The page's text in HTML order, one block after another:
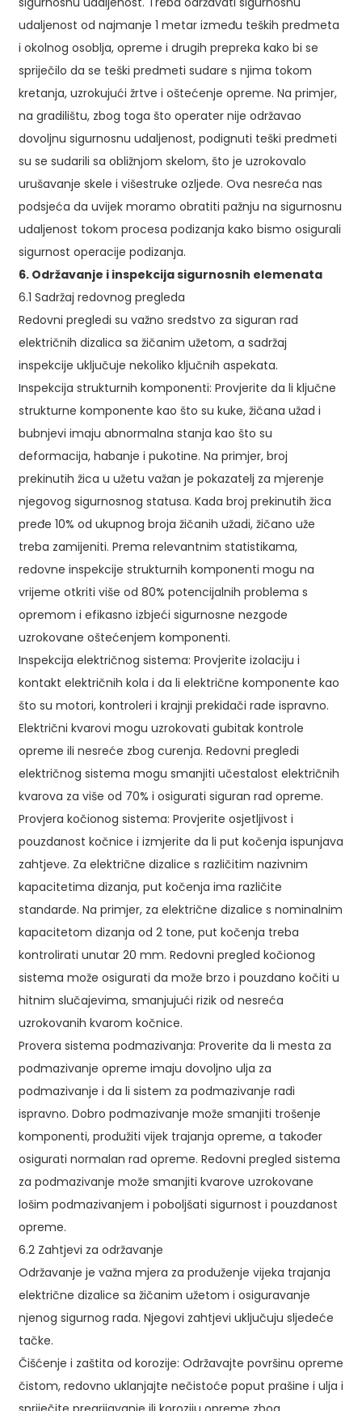
udaljenost od najmanje 1 metar između teških predmeta
i okolnog osoblja, opreme i drugih prepreka kako bi se
spriječilo da se teški predmeti sudare s njima tokom
kretanja, uzrokujući žrtve i oštećenje opreme. Na primjer,
na gradilištu, zbog toga što operater nije održavao
dovoljnu sigurnosnu udaljenost, podignuti teški predmeti
su se sudarili sa obližnjom skelom, što je uzrokovalo
urušavanje skele i višestruke ozljede. Ova nesreća nas
podsjeća da uvijek moramo obratiti pažnju na sigurnosnu
udaljenost tokom procesa podizanja kako bismo osigurali
sigurnost operacije podizanja.
6. Održavanje i inspekcija sigurnosnih elemenata
6.1 Sadržaj redovnog pregleda
Redovni pregledi su važno sredstvo za siguran rad
električnih dizalica sa žičanim užetom, a sadržaj
inspekcije uključuje nekoliko ključnih aspekata.
Inspekcija strukturnih komponenti: Provjerite da li ključne
strukturne komponente kao što su kuke, žičana užad i
bubnjevi imaju abnormalna stanja kao što su
deformacija, habanje i pukotine. Na primjer, broj
prekinutih žica u užetu važan je pokazatelj za mjerenje
njegovog sigurnosnog statusa. Kada broj prekinutih žica
pređe 10% od ukupnog broja žičanih užadi, žičano uže
treba zamijeniti. Prema relevantnim statistikama,
redovne inspekcije strukturnih komponenti mogu na
vrijeme otkriti više od 80% potencijalnih problema s
opremom i efikasno izbjeći sigurnosne nezgode
uzrokovane oštećenjem komponenti.
Inspekcija električnog sistema: Provjerite izolaciju i
kontakt električnih kola i da li električne komponente kao
što su motori, kontroleri i krajnji prekidači rade ispravno.
Električni kvarovi mogu uzrokovati gubitak kontrole
opreme ili nesreće zbog curenja. Redovni pregledi
električnog sistema mogu smanjiti učestalost električnih
kvarova za više od 70% i osigurati siguran rad opreme.
Provjera kočionog sistema: Provjerite osjetljivost i
pouzdanost kočnice i izmjerite da li put kočenja ispunjava
zahtjeve. Za električne dizalice s različitim nazivnim
kapacitetima dizanja, put kočenja ima različite
standarde. Na primjer, za električne dizalice s nominalnim
kapacitetom dizanja od 2 tone, put kočenja treba
kontrolirati unutar 20 mm. Redovni pregled kočionog
sistema može osigurati da može brzo i pouzdano kočiti u
hitnim slučajevima, smanjujući rizik od nesreća
uzrokovanih kvarom kočnice.
Provera sistema podmazivanja: Proverite da li mesta za
podmazivanje opreme imaju dovoljno ulja za
podmazivanje i da li sistem za podmazivanje radi
ispravno. Dobro podmazivanje može smanjiti trošenje
komponenti, produžiti vijek trajanja opreme, a također
osigurati normalan rad opreme. Redovni pregled sistema
za podmazivanje može smanjiti kvarove uzrokovane
lošim podmazivanjem i poboljšati sigurnost i pouzdanost
opreme.
6.2 Zahtjevi za održavanje
Održavanje je važna mjera za produženje vijeka trajanja
električne dizalice sa žičanim užetom i osiguravanje
njenog sigurnog rada. Njegovi zahtjevi uključuju sljedeće
tačke.
Čišćenje i zaštita od korozije: Održavajte površinu opreme
čistom, redovno uklanjajte nečistoće poput prašine i ulja i